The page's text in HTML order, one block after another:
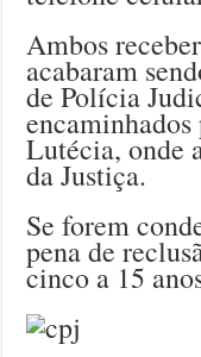
Ambos
acabaram
de Polícia
Lutécia, onde
da Justiça.
Se forem
pena de
cinco a 15